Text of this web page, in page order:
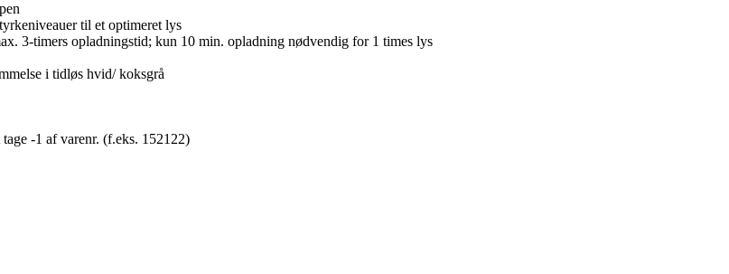
til et optimeret lys
3-timers opladningstid; kun 10 min. opladning nødvendig for 1 times lys
i tidløs hvid/ koksgrå
-1 af varenr. (f.eks. 152122)